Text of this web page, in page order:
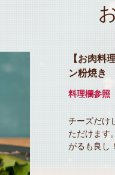
飲み放題
コース4000
なシーンに
種類も豊富★